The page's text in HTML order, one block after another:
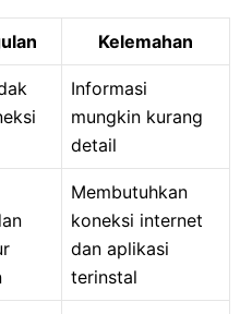
Kelemahan
Informasi
mungkin kurang
detail
Membutuhkan
koneksi internet
dan aplikasi
terinstal